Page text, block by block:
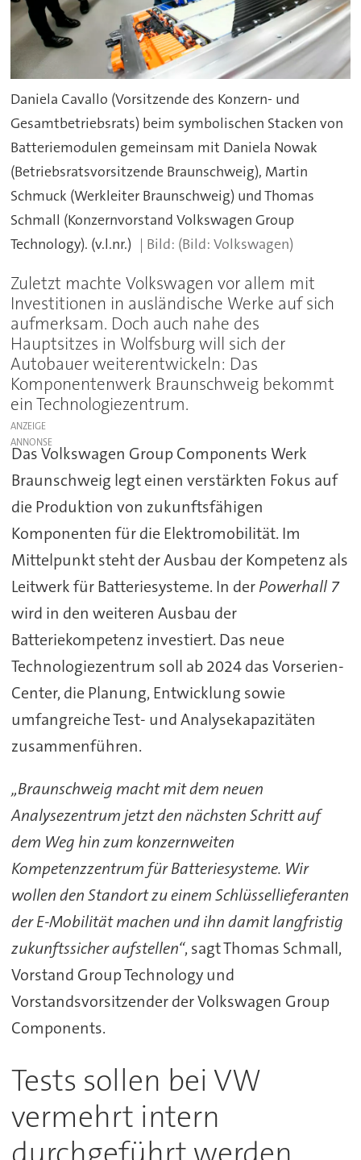
Daniela Cavallo (Vorsitzende des Konzern- und
Gesamtbetriebsrats) beim symbolischen Stacken von
Batteriemodulen gemeinsam mit Daniela Nowak
(Betriebsratsvorsitzende Braunschweig), Martin
Schmuck (Werkleiter Braunschweig) und Thomas
Schmall (Konzernvorstand Volkswagen Group
Technology). (v.l.nr.)
(Bild: Volkswagen)
Zuletzt machte Volkswagen vor allem mit
Investitionen in ausländische Werke auf sich
aufmerksam. Doch auch nahe des
Hauptsitzes in Wolfsburg will sich der
Autobauer weiterentwickeln: Das
Komponentenwerk Braunschweig bekommt
ein Technologiezentrum.
ANZEIGE
Das Volkswagen Group Components Werk
Braunschweig legt einen verstärkten Fokus auf
die Produktion von zukunftsfähigen
Komponenten für die Elektromobilität. Im
Mittelpunkt steht der Ausbau der Kompetenz als
Leitwerk für Batteriesysteme. In derPowerhall 7
wird in den weiteren Ausbau der
Batteriekompetenz investiert. Das neue
Technologiezentrum soll ab 2024 das Vorserien-
Center, die Planung, Entwicklung sowie
umfangreiche Test- und Analysekapazitäten
zusammenführen.
„Braunschweig macht mit dem neuen
Analysezentrum jetzt den nächsten Schritt auf
dem Weg hin zum konzernweiten
Kompetenzzentrum für Batteriesysteme. Wir
wollen den Standort zu einem Schlüssellieferanten
der E-Mobilität machen und ihn damit langfristig
zukunftssicher aufstellen“, sagt Thomas Schmall,
Vorstand Group Technology und
Vorstandsvorsitzender der Volkswagen Group
Components.
Tests sollen bei VW
vermehrt intern